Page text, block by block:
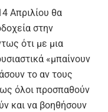
Απριλίου θα
στην
ότι με μια
«μπαίνουν
το αν τους
όλοι προσπαθούν
και να βοηθήσουν